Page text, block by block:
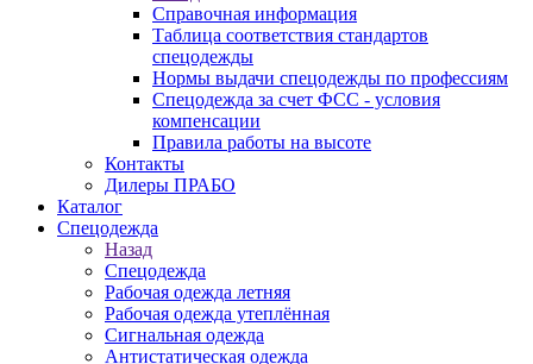
Справочная информация
Таблица соответствия стандартов
спецодежды
Нормы выдачи спецодежды по профессиям
Спецодежда за счет ФСС - условия
компенсации
Правила работы на высоте
Контакты
Дилеры ПРАБО
Каталог
Спецодежда
Назад
Спецодежда
Рабочая одежда летняя
Рабочая одежда утеплённая
Сигнальная одежда
Антистатическая одежда